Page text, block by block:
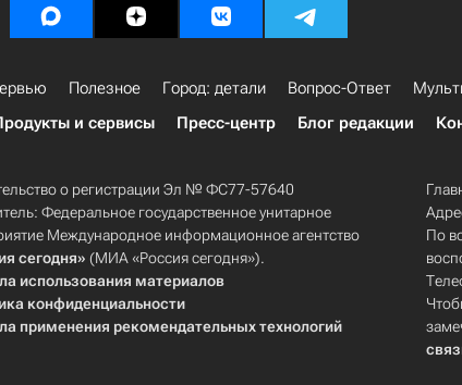
Полезное Город: детали Вопрос-Ответ
и сервисы Пресс-центр Блог редакции
о регистрации Эл № ФС77-57640
Федеральное государственное унитарное
Международное информационное агентство
сегодня» (МИА «Россия сегодня»).
использования материалов
конфиденциальности
применения рекомендательных технологий
По